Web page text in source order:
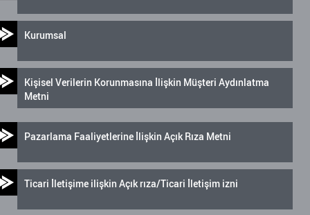
Kurumsal
Kişisel Verilerin Korunmasına İlişkin Müşteri Aydınlatma
Metni
Pazarlama Faaliyetlerine İlişkin Açık Rıza Metni
Ticari İletişime ilişkin Açık rıza/Ticari İletişim izni